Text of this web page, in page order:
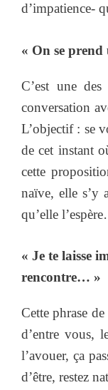
d’impatience-
« On se
C’est une
conversation
L’objectif : se
de cet instant
cette
naïve, elle s’y
qu’elle
« Je te laisse
rencontre… »
Cette phrase
d’entre vous,
l’avouer, ça
d’être, restez